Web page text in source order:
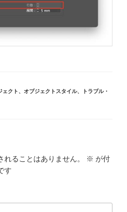
ェクト 、 オブジェクトスタイル、
トラブル・
れることはありません。 ※ が付
す